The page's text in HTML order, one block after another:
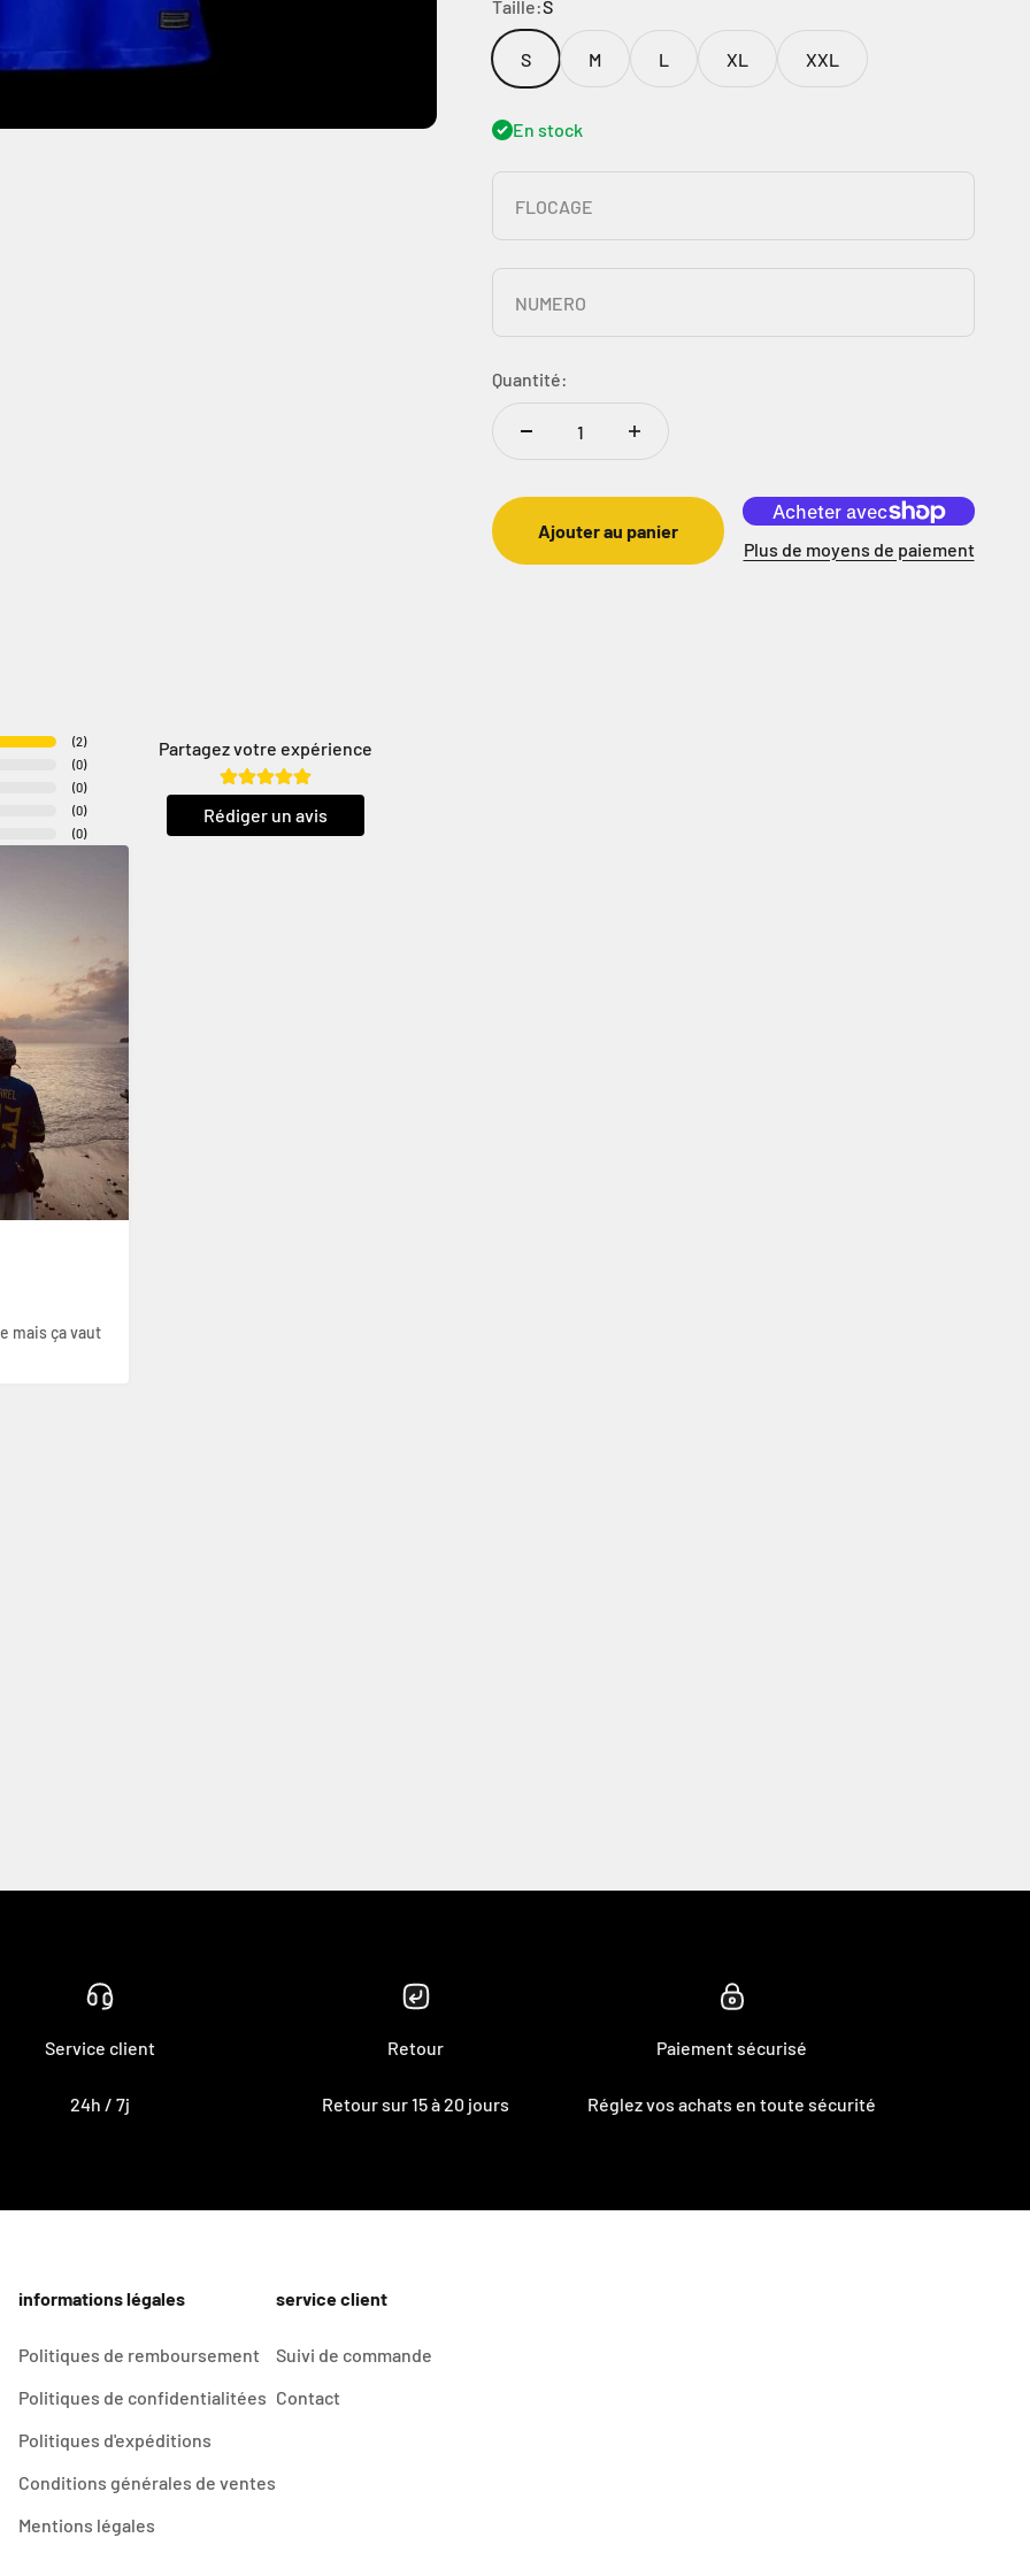
Taille:S
S M L XL XXL
En stock
FLOCAGE
NUMERO
Quantité:
Ajouter au panier
Plus de moyens de paiement
(2)
(0)
(0)
(0)
(0)
Partagez votre expérience
Rédiger un avis
mais ça vaut
Service client
24h / 7j
Retour
Retour sur 15 à 20 jours
Paiement sécurisé
Réglez vos achats en toute sécurité
informations légales
Politiques de remboursement
Politiques de confidentialitées
Politiques d'expéditions
Conditions générales de ventes
Mentions légales
service client
Suivi de commande
Contact